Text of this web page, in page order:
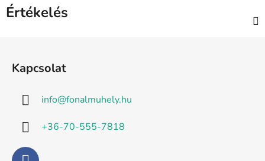
Értékelés
Kapcsolat
info@fonalmuhely.hu
+36-70-555-7818